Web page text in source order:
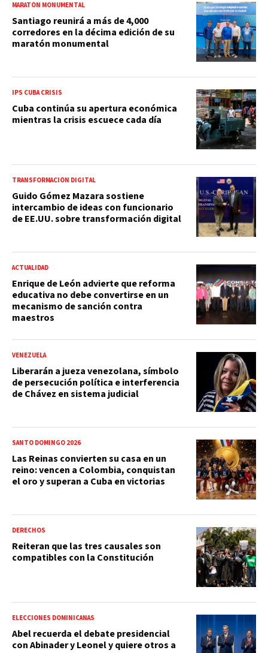
MARATÓN MONUMENTAL
Santiago reunirá a más de 4,000
corredores en la décima edición de su
maratón monumental
IPS CUBA CRISIS
Cuba continúa su apertura económica
mientras la crisis escuece cada día
TRANSFORMACIÓN DIGITAL
Guido Gómez Mazara sostiene
intercambio de ideas con funcionario
de EE.UU. sobre transformación digital
ACTUALIDAD
Enrique de León advierte que reforma
educativa no debe convertirse en un
mecanismo de sanción contra
maestros
VENEZUELA
Liberarán a jueza venezolana, símbolo
de persecución política e interferencia
de Chávez en sistema judicial
SANTO DOMINGO 2026
Las Reinas convierten su casa en un
reino: vencen a Colombia, conquistan
el oro y superan a Cuba en victorias
DERECHOS
Reiteran que las tres causales son
compatibles con la Constitución
ELECCIONES DOMINICANAS
Abel recuerda el debate presidencial
con Abinader y Leonel y quiere otros a